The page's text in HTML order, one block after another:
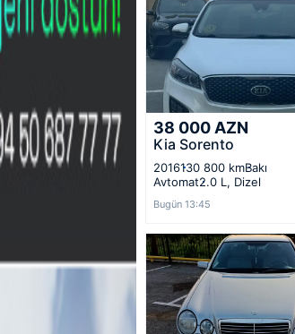
38 000 AZN
Kia Sorento
2016130 800 kmBakı
Avtomat2.0 L, Dizel
Bugün 13:45